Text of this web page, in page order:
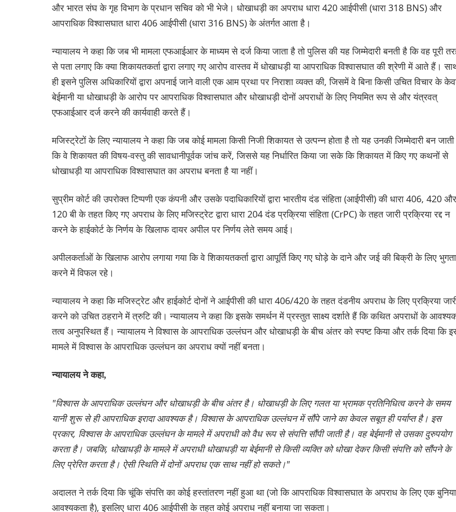
और भारत संघ के गृह विभाग के प्रधान सचिव को भी भेजे। धोखाधड़ी का अपराध धारा 420 आईपीसी (धारा 318 BNS) और
आपराधिक विश्वासघात धारा 406 आईपीसी (धारा 316 BNS) के अंतर्गत आता है।
न्यायालय ने कहा कि जब भी मामला एफआईआर के माध्यम से दर्ज किया जाता है तो पुलिस की यह जिम्मेदारी बनती है कि वह पूरी
से पता लगाए कि क्या शिकायतकर्ता द्वारा लगाए गए आरोप वास्तव में धोखाधड़ी या आपराधिक विश्वासघात की श्रेणी में आते हैं।
ही इसने पुलिस अधिकारियों द्वारा अपनाई जाने वाली एक आम प्रथा पर निराशा व्यक्त की, जिसमें वे बिना किसी उचित विचार के
बेईमानी या धोखाधड़ी के आरोप पर आपराधिक विश्वासघात और धोखाधड़ी दोनों अपराधों के लिए नियमित रूप से और यंत्रवत्
एफआईआर दर्ज करने की कार्यवाही करते हैं।
मजिस्ट्रेटों के लिए न्यायालय ने कहा कि जब कोई मामला किसी निजी शिकायत से उत्पन्न होता है तो यह उनकी जिम्मेदारी बन
कि वे शिकायत की विषय-वस्तु की सावधानीपूर्वक जांच करें, जिससे यह निर्धारित किया जा सके कि शिकायत में किए गए कथनों से
धोखाधड़ी या आपराधिक विश्वासघात का अपराध बनता है या नहीं।
सुप्रीम कोर्ट की उपरोक्त टिप्पणी एक कंपनी और उसके पदाधिकारियों द्वारा भारतीय दंड संहिता (आईपीसी) की धारा 406, 420 और
120 बी के तहत किए गए अपराध के लिए मजिस्ट्रेट द्वारा धारा 204 दंड प्रक्रिया संहिता (CrPC) के तहत जारी प्रक्रिया रद्द न
करने के हाईकोर्ट के निर्णय के खिलाफ दायर अपील पर निर्णय लेते समय आई।
अपीलकर्ताओं के खिलाफ आरोप लगाया गया कि वे शिकायतकर्ता द्वारा आपूर्ति किए गए घोड़े के दाने और जई की बिक्री के लिए
करने में विफल रहे।
न्यायालय ने कहा कि मजिस्ट्रेट और हाईकोर्ट दोनों ने आईपीसी की धारा 406/420 के तहत दंडनीय अपराध के लिए प्रक्रिया
करने को उचित ठहराने में त्रुटि की। न्यायालय ने कहा कि इसके समर्थन में प्रस्तुत साक्ष्य दर्शाते हैं कि कथित अपराधों के
तत्व अनुपस्थित हैं। न्यायालय ने विश्वास के आपराधिक उल्लंघन और धोखाधड़ी के बीच अंतर को स्पष्ट किया और तर्क दिया कि
मामले में विश्वास के आपराधिक उल्लंघन का अपराध क्यों नहीं बनता।
न्यायालय ने कहा,
"विश्वास के आपराधिक उल्लंघन और धोखाधड़ी के बीच अंतर है। धोखाधड़ी के लिए गलत या भ्रामक प्रतिनिधित्व करने के समय
यानी शुरू से ही आपराधिक इरादा आवश्यक है। विश्वास के आपराधिक उल्लंघन में सौंपे जाने का केवल सबूत ही पर्याप्त है। इस
प्रकार, विश्वास के आपराधिक उल्लंघन के मामले में अपराधी को वैध रूप से संपत्ति सौंपी जाती है। वह बेईमानी से उसका दुरुपयोग
करता है। जबकि, धोखाधड़ी के मामले में अपराधी धोखाधड़ी या बेईमानी से किसी व्यक्ति को धोखा देकर किसी संपत्ति को सौंपने के
लिए प्रेरित करता है। ऐसी स्थिति में दोनों अपराध एक साथ नहीं हो सकते।"
अदालत ने तर्क दिया कि चूंकि संपत्ति का कोई हस्तांतरण नहीं हुआ था (जो कि आपराधिक विश्वासघात के अपराध के लिए एक
आवश्यकता है), इसलिए धारा 406 आईपीसी के तहत कोई अपराध नहीं बनाया जा सकता।